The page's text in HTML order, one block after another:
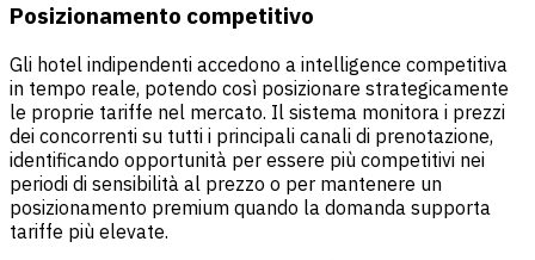
Posizionamento competitivo
Gli hotel indipendenti accedono a intelligence competitiva
in tempo reale, potendo così posizionare strategicamente
le proprie tariffe nel mercato. Il sistema monitora i prezzi
dei concorrenti su tutti i principali canali di prenotazione,
identificando opportunità per essere più competitivi nei
periodi di sensibilità al prezzo o per mantenere un
posizionamento premium quando la domanda supporta
tariffe più elevate.